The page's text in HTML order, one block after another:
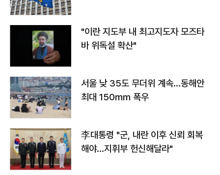
"이란 지도부 내 최고지도자 모즈타
바 위독설 확산"
서울 낮 35도 무더위 계속…동해안
최대 150㎜ 폭우
李대통령 "군, 내란 이후 신뢰 회복
해야…지휘부 헌신해달라"